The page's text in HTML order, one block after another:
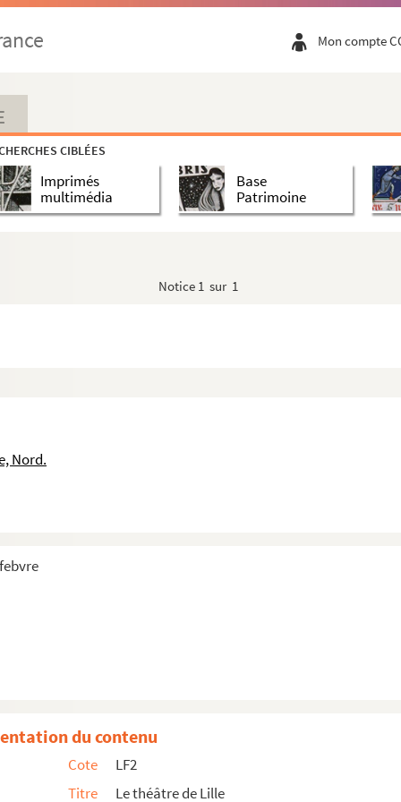
Mon compte
CIBLÉES
Imprimés
multimédia
Base
Patrimoine
Notice 1 sur 1
Nord.
Lille : 1876-1877
du contenu
Cote
LF2
Titre
Le théâtre de Lille